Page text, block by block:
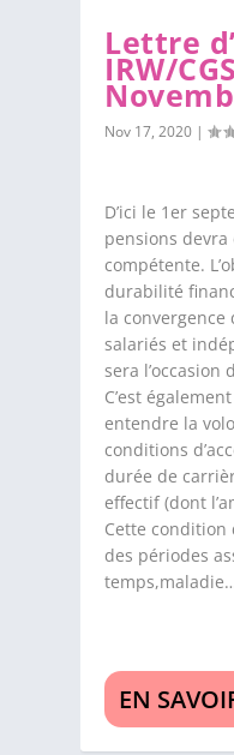
Lettre
IRW/
Nov 17, 2020 |
D’ici le 1er
pensions
compétente.
durabilité
la
salariés et
sera
C’est
entendre la
conditions
durée de
effectif (dont
Cette condition
des périodes
EN